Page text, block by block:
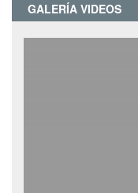
GALERÍA VIDEOS